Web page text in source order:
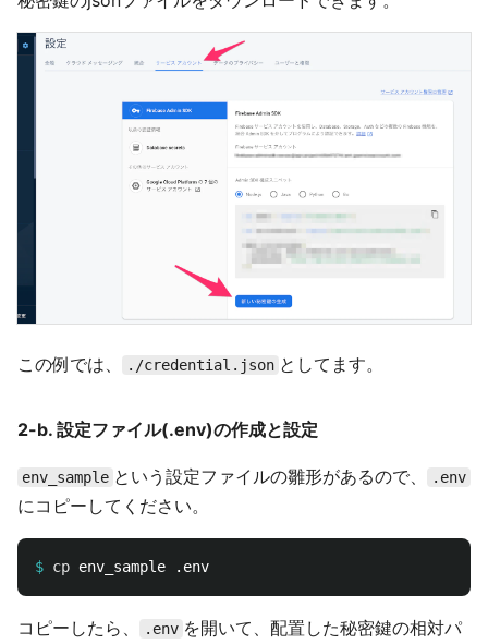
この例では、 ./credential.json としてます。
2-b. 設定ファイル(.env)の作成と設定
env_sample という設定ファイルの雛形があるので、 .env
にコピーしてください。
$ cp
コピーしたら、 .env を開いて、配置した秘密鍵の相対パ